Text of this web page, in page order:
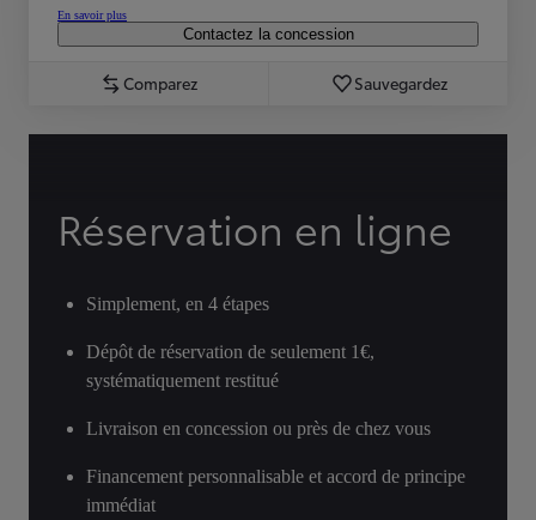
En savoir plus
Contactez la concession
Comparez Sauvegardez
Réservation en ligne
Simplement, en 4 étapes
Dépôt de réservation de seulement 1€,
systématiquement restitué
Livraison en concession ou près de chez vous
Financement personnalisable et accord de principe
immédiat